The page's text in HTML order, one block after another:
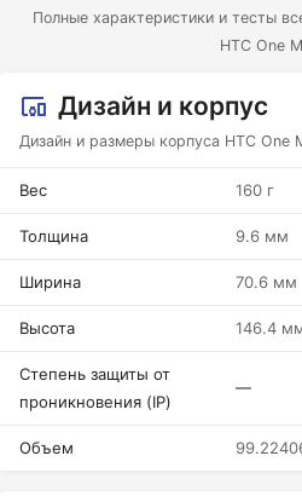
Полные характеристики и тесты
HTC One
Дизайн и корпус
Дизайн и размеры корпуса HTC One
Вес 160 г
Толщина 9.6 мм
Ширина 70.6 мм
Высота 146.4
Степень защиты от
проникновения (IP)
—
Объем